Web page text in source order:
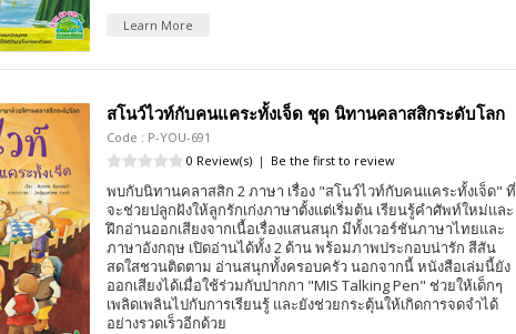
Learn More
สโนว์ไวท์กับคนแคระทั้งเจ็ด ชุด นิทานคลาสสิกระดับโลก
Code : P-YOU-691
0 Review(s) | Be the first to review
พบกับนิทานคลาสสิก 2 ภาษา เรื่อง "สโนว์ไวท์กับคนแคระทั้งเจ็ด" ที่
จะช่วยปลูกฝังให้ลูกรักเก่งภาษาตั้งแต่เริ่มต้น เรียนรู้คำศัพท์ใหม่และ
ฝึกอ่านออกเสียงจากเนื้อเรื่องแสนสนุก มีทั้งเวอร์ชันภาษาไทยและ
ภาษาอังกฤษ เปิดอ่านได้ทั้ง 2 ด้าน พร้อมภาพประกอบน่ารัก สีสัน
สดใสชวนติดตาม อ่านสนุกทั้งครอบครัว นอกจากนี้ หนังสือเล่มนี้ยัง
ออกเสียงได้เมื่อใช้ร่วมกับปากกา "MIS Talking Pen" ช่วยให้เด็กๆ
เพลิดเพลินไปกับการเรียนรู้ และยังช่วยกระตุ้นให้เกิดการจดจำได้
อย่างรวดเร็วอีกด้วย